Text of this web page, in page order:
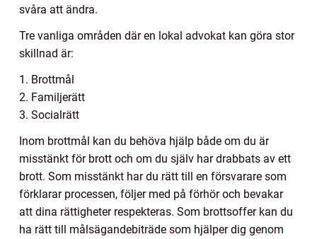
svåra att ändra.
Tre vanliga områden där en lokal advokat kan göra stor
skillnad är:
1. Brottmål
2. Familjerätt
3. Socialrätt
Inom brottmål kan du behöva hjälp både om du är
misstänkt för brott och om du själv har drabbats av ett
brott. Som misstänkt har du rätt till en försvarare som
förklarar processen, följer med på förhör och bevakar
att dina rättigheter respekteras. Som brottsoffer kan du
ha rätt till målsägandebiträde som hjälper dig genom